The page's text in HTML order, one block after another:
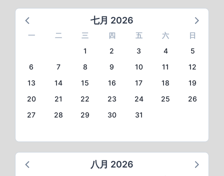
七月 2026
一 二 三 四 五 六
日
1
2 3 4
5
6
7 8 9 10 11
12
13
14 15 16 17 18
19
20
21 22 23 24 25
26
27
28 29 30 31
八月 2026